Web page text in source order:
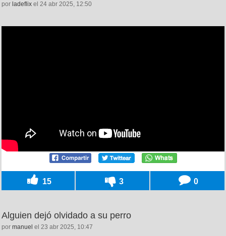
por ladeflix el 24 abr 2025, 12:50
15 3 0
Alguien dejó olvidado a su perro
por manuel el 23 abr 2025, 10:47